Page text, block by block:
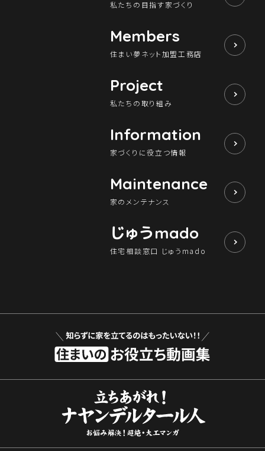
私たちの目指す家づくり
Members
住まい夢ネット加盟工務店
Project
私たちの取り組み
Information
家づくりに役立つ情報
Maintenance
家のメンテナンス
じゅうmado
住宅相談窓口 じゅうmado